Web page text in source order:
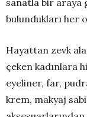
bulundukları her
Hayattan zevk
çeken kadınlara
eyeliner, far,
krem, makyaj